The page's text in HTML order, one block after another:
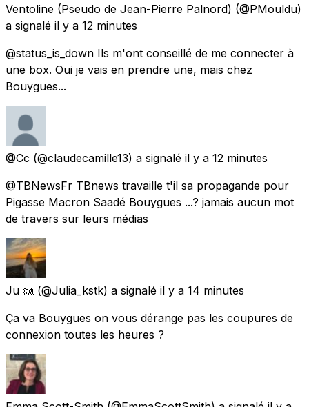
Ventoline (Pseudo de Jean-Pierre Palnord) (@PMouldu)
a signalé il y a 12 minutes
@status_is_down Ils m'ont conseillé de me connecter à
une box. Oui je vais en prendre une, mais chez
Bouygues...
@Cc (@claudecamille13) a signalé il y a 12 minutes
@TBNewsFr TBnews travaille t'il sa propagande pour
Pigasse Macron Saadé Bouygues ...? jamais aucun mot
de travers sur leurs médias
Ju 🪼 (@Julia_kstk) a signalé il y a 14 minutes
Ça va Bouygues on vous dérange pas les coupures de
connexion toutes les heures ?